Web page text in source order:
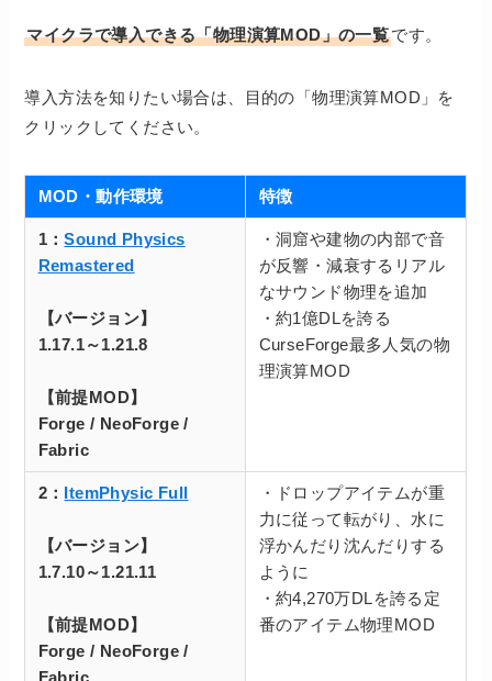
マイクラで導入できる「物理演算MOD」の一覧です。
導入方法を知りたい場合は、目的の「物理演算MOD」を
クリックしてください。
MOD・動作環境 特徴
1：Sound Physics
Remastered
【バージョン】
1.17.1～1.21.8
【前提MOD】
Forge / NeoForge /
Fabric
・洞窟や建物の内部で音
が反響・減衰するリアル
なサウンド物理を追加
・約1億DLを誇る
CurseForge最多人気の物
理演算MOD
2： ItemPhysic Full
【バージョン】
1.7.10～1.21.11
【前提MOD】
Forge / NeoForge /
Fabric
・ドロップアイテムが重
力に従って転がり、水に
浮かんだり沈んだりする
ように
・約4,270万DLを誇る定
番のアイテム物理MOD